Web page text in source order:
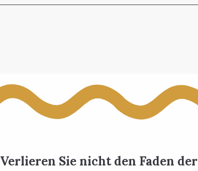
Verlieren Sie nicht den Faden der